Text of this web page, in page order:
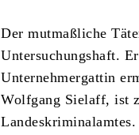
Der mutmaßliche
Untersuchungshaft.
Unternehmergattin
Wolfgang Sielaff, ist